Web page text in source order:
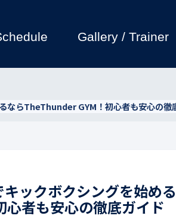
Gallery / Trainer
ならTheThunder GYM！初心者も安心の徹
キックボクシングを始め
心者も安心の徹底ガイド